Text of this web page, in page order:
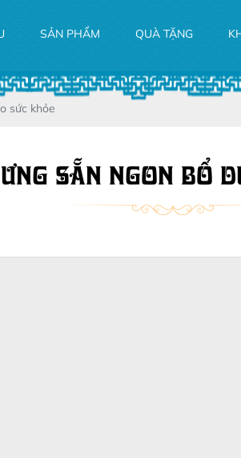
SẢN PHẨM QUÀ TẶNG
sức khỏe
SẴN NGON BỔ